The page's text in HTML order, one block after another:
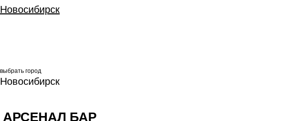
Новосибирск
выбрать город
Новосибирск
АРСЕНАЛ БАР